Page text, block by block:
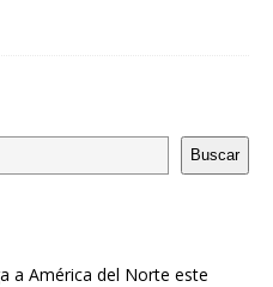
Buscar
a América del Norte este